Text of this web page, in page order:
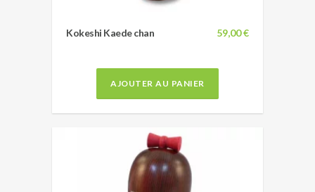
59,00 €
Kokeshi Kaede chan
AJOUTER AU PANIER